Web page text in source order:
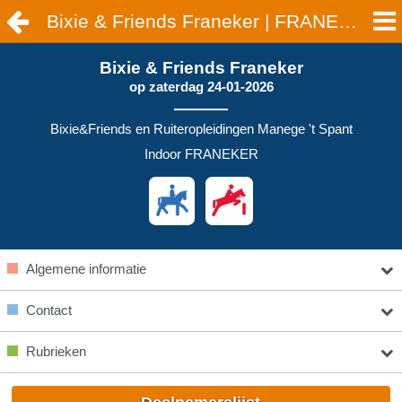
Bixie & Friends Franeker | FRANEKER
Bixie & Friends Franeker
op zaterdag 24-01-2026
Bixie&Friends en Ruiteropleidingen Manege 't Spant
Indoor FRANEKER
Algemene informatie
Contact
Rubrieken